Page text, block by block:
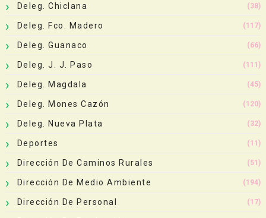
Deleg. Chiclana (38)
Deleg. Fco. Madero (117)
Deleg. Guanaco (66)
Deleg. J. J. Paso (111)
Deleg. Magdala (45)
Deleg. Mones Cazón (120)
Deleg. Nueva Plata (32)
Deportes (11)
Dirección De Caminos Rurales (51)
Dirección De Medio Ambiente (194)
Dirección De Personal (17)